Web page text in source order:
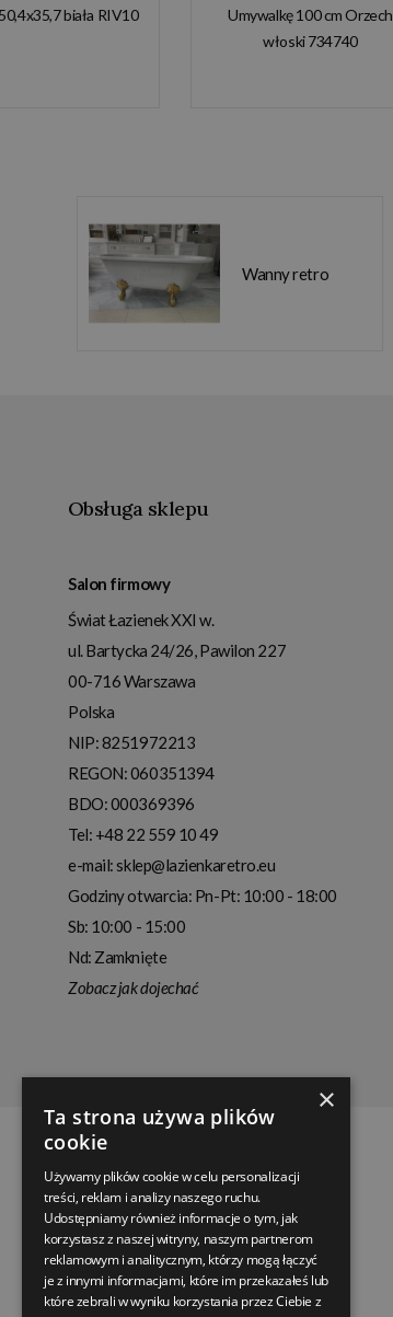
biała RIV10
Umywalkę 100 cm Orzech
włoski 734740
Wanny retro
Obsługa sklepu
Salon firmowy
Świat Łazienek XXI w.
ul. Bartycka 24/26, Pawilon 227
00-716Warszawa
Polska
NIP:8251972213
REGON: 060351394
BDO: 000369396
Tel: +48 22 559 10 49
e-mail:sklep@lazienkaretro.eu
Godziny otwarcia: Pn-Pt: 10:00 - 18:00
Sb: 10:00 - 15:00
Nd: Zamknięte
Zobacz jak dojechać
Termin realizacji
Dostępność produktów
Koszty dostawy
×
Ta strona używa plików
cookie
Używamy plików cookie w celu personalizacji
treści, reklam i analizy naszego ruchu.
Udostępniamy również informacje o tym, jak
korzystasz z naszej witryny, naszym partnerom
reklamowym i analitycznym, którzy mogą łączyć
je z innymi informacjami, które im przekazałeś lub
które zebrali w wyniku korzystania przez Ciebie z